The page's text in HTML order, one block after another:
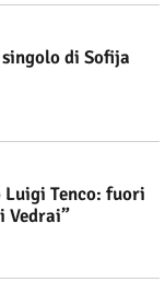
di Sofija
Luigi Tenco: fuori
Vedrai”